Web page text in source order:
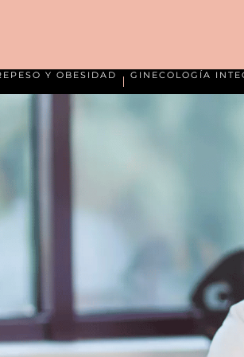
Y OBESIDAD GINECOLOGÍA